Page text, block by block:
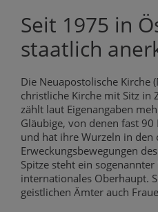
Seit 1975 in
staatlich
Die Neuapostolische Kirche
christliche Kirche mit Sitz in
zählt laut Eigenangaben
Gläubige, von denen fast
und hat ihre Wurzeln in den
Erweckungsbewegungen
Spitze steht ein
internationales Oberhaupt.
geistlichen Ämter auch